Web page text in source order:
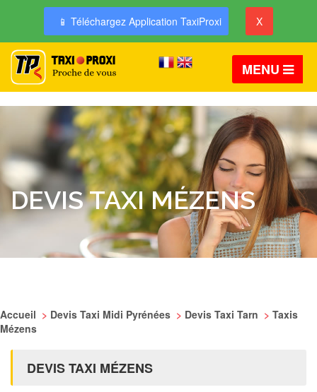
📱 Téléchargez Application TaxiProxi X
MENU
DEVIS TAXI MÉZENS
Accueil > Devis Taxi Midi Pyrénées > Devis Taxi Tarn > Taxis
Mézens
DEVIS TAXI MÉZENS